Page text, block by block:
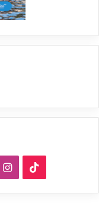
I
n
i